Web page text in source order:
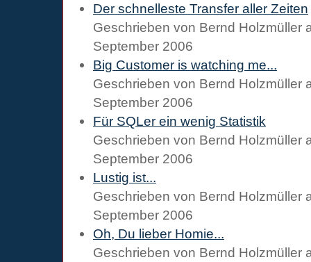
Der schnelleste Transfer aller Zeiten
Geschrieben von Bernd Holzmüller
September 2006
Big Customer is watching me...
Geschrieben von Bernd Holzmüller
September 2006
Für SQLer ein wenig Statistik
Geschrieben von Bernd Holzmüller
September 2006
Lustig ist...
Geschrieben von Bernd Holzmüller
September 2006
Oh, Du lieber Homie...
Geschrieben von Bernd Holzmüller